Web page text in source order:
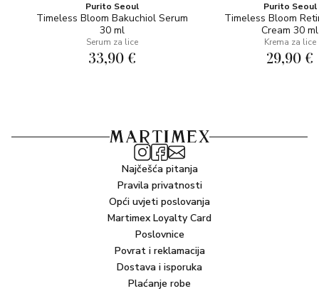
Purito Seoul
Timeless Bloom Bakuchiol Serum
30 ml
Serum za lice
33,90 €
Purito Seoul
Timeless Bloom
Cream 30 ml
Krema za lice
29,90 €
Najčešća pitanja
Pravila privatnosti
Opći uvjeti poslovanja
Martimex Loyalty Card
Poslovnice
Povrat i reklamacija
Dostava i isporuka
Plaćanje robe